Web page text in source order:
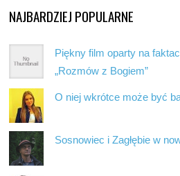
NAJBARDZIEJ POPULARNE
Piękny film oparty na
„Rozmów z Bogiem”
O niej wkrótce może być
Sosnowiec i Zagłębie w